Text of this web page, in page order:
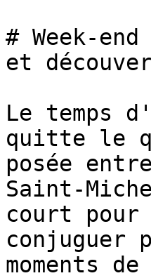
# Week-
et
Le temps
quitte le
posée
Saint-
court
conjuguer
moments